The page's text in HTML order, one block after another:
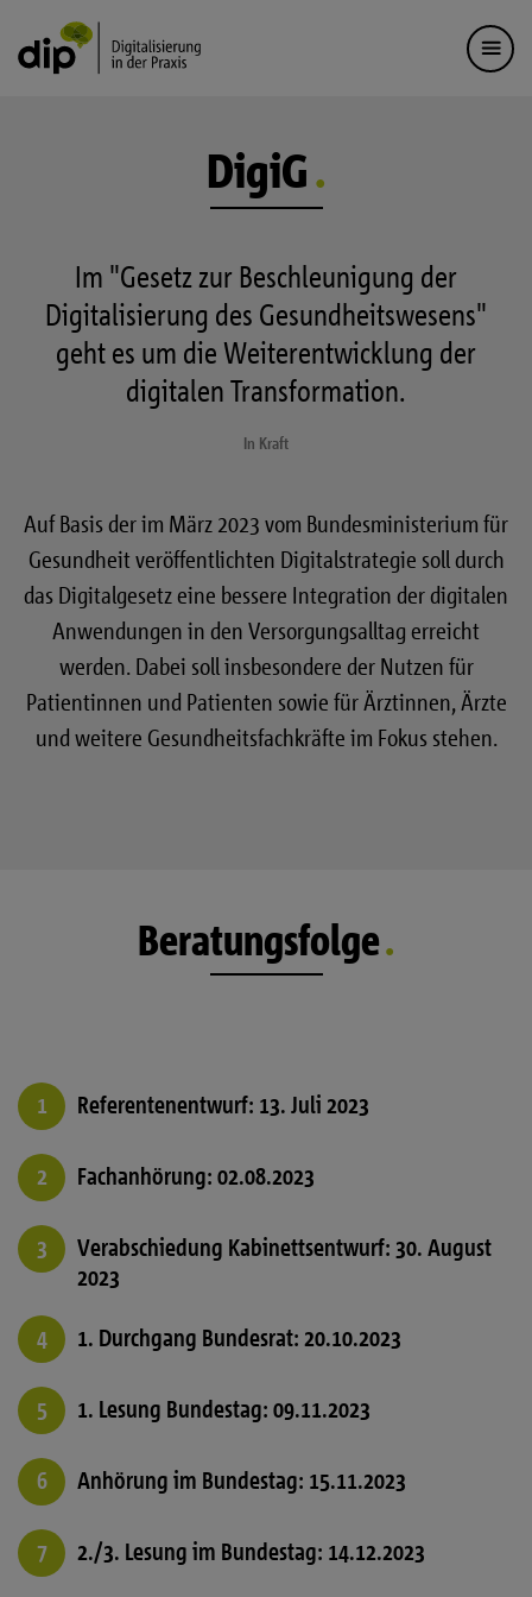
DigiG
Im "Gesetz zur Beschleunigung der
Digitalisierung des Gesundheitswesens"
geht es um die Weiterentwicklung der
digitalen Transformation.
In Kraft
Auf Basis der im März 2023 vom Bundesministerium für
Gesundheit veröffentlichten Digitalstrategie soll durch
das Digitalgesetz eine bessere Integration der digitalen
Anwendungen in den Versorgungsalltag erreicht
werden. Dabei soll insbesondere der Nutzen für
Patientinnen und Patienten sowie für Ärztinnen, Ärzte
und weitere Gesundheitsfachkräfte im Fokus stehen.
Beratungsfolge
Referentenentwurf: 13. Juli 2023
Fachanhörung: 02.08.2023
Verabschiedung Kabinettsentwurf: 30. August
2023
1. Durchgang Bundesrat: 20.10.2023
1. Lesung Bundestag: 09.11.2023
Anhörung im Bundestag: 15.11.2023
2./3. Lesung im Bundestag: 14.12.2023